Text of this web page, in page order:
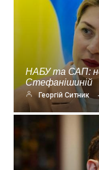
НАБУ та САП:
Стефанішиній
Георгій Ситник